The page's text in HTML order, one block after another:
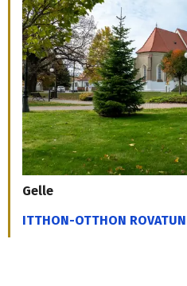
az emiatt keletkezett tüzet a
tűzoltóegysége oltja. A
semmilyen közvetlen veszély
kőolajfinomító munkatársa.
Legalább két támadást
külföldiek ellen